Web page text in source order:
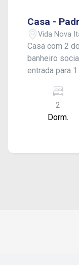
Casa -
Vida Nova
Casa com 2
banheiro
entrada para
2
Dorm.